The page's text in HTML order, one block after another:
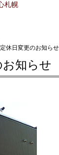
休日変更のお知らせ
知らせ